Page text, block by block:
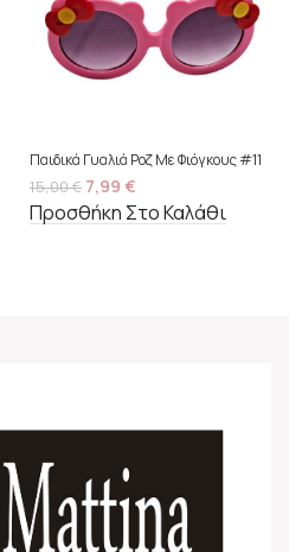
Παιδικά Γυαλιά Ροζ Με Φιόγκους #11
15,00€ 7,99 €
Προσθήκη Στο Καλάθι